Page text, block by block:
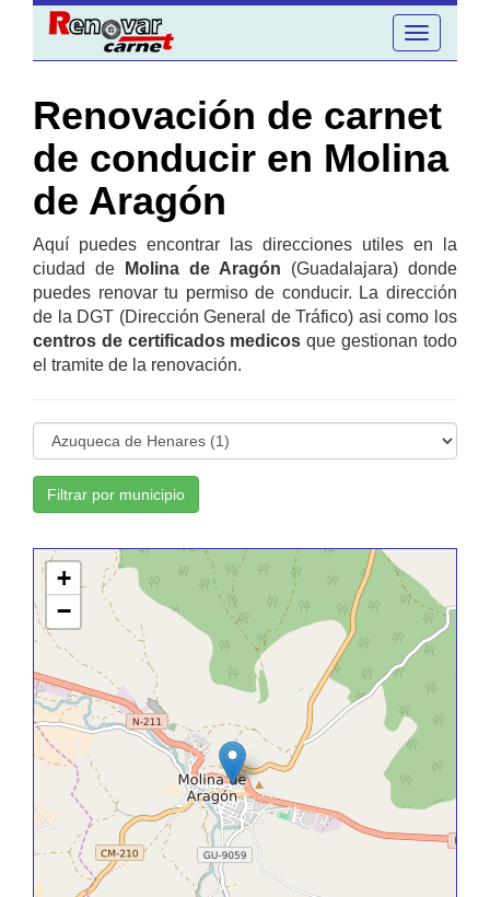
Toggle
navigation
Renovación de carnet
de conducir en Molina
de Aragón
Aquí puedes encontrar las direcciones utiles en la
ciudad de
Molina de Aragón (Guadalajara) donde
puedes renovar tu permiso de conducir. La dirección
de la DGT (Dirección General de Tráfico) asi como los
centros de certificados medicos que gestionan todo
el tramite de la renovación.
Filtrar por municipio
+
−